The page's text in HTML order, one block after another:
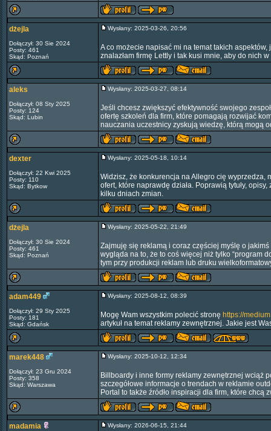
dżejla
Dołączył: 30 Sie 2024
Posty: 461
Skąd: Poznań
Wysłany: 2025-03-26, 20:56
A co możecie napisać mi na temat takich aspektów,
znalazłam firmę Lettly i tak kusi mnie, aby do nich
aleks
Dołączył: 08 Sty 2025
Posty: 124
Skąd: Lubin
Wysłany: 2025-03-27, 08:14
Jeśli chcesz zwiększyć efektywność swojego
ofertę szkoleń dla firm, które pomagają rozwijać
nauczania uczestnicy zyskują wiedzę, którą mogą
dexter
Dołączył: 22 Kwi 2025
Posty: 110
Skąd: Bytkow
Wysłany: 2025-05-18, 10:14
Widzisz, że konkurencja na Allegro cię wyprzedza,
ofert, które naprawdę działa. Poprawią tytuły,
kilku dniach zmian.
dżejla
Dołączył: 30 Sie 2024
Posty: 461
Skąd: Poznań
Wysłany: 2025-05-22, 21:49
Zajmuję się reklamą i coraz częściej myślę o
wygląda na to, że to coś więcej niż tylko “program
tym przy produkcji reklam lub druku
adam449
Dołączył: 29 Sty 2025
Posty: 181
Skąd: Gdańsk
Wysłany: 2025-08-12, 08:39
Mogę Wam wszystkim polecić stronę https://
artykuł na temat reklamy zewnętrznej. Jakie jest
marek448
Dołączył: 23 Gru 2024
Posty: 358
Skąd: Warszawa
Wysłany: 2025-10-12, 12:34
Billboardy i inne formy reklamy zewnętrznej wciąż
szczegółowe informacje o trendach w reklamie
Portal to także źródło inspiracji dla firm, które
madamia Wysłany: 2026-06-15, 21:44